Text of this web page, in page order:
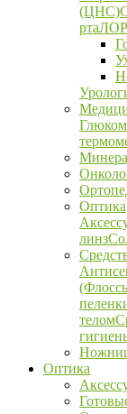
(ЦНС)
ртаЛОР
Оптика
линз
телом
Оптика